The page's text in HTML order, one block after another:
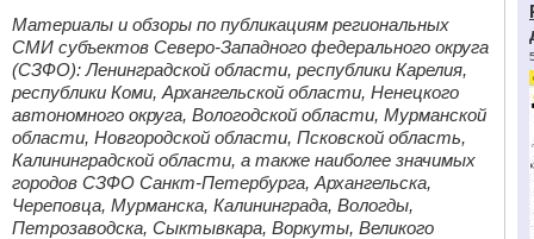
Материалы и обзоры по публикациям региональных
СМИ субъектов Северо-Западного федерального округа
(СЗФО): Ленинградской области, республики Карелия,
республики Коми, Архангельской области, Ненецкого
автономного округа, Вологодской области, Мурманской
области, Новгородской области, Псковской область,
Калининградской области, а также наиболее значимых
городов СЗФО Санкт-Петербурга, Архангельска,
Череповца, Мурманска, Калининграда, Вологды,
Петрозаводска, Сыктывкара, Воркуты, Великого